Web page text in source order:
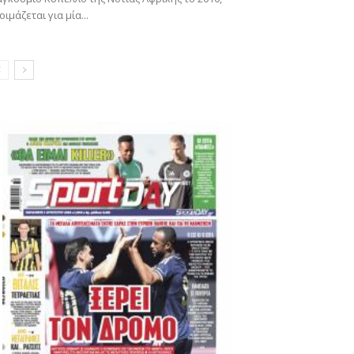
για μία...